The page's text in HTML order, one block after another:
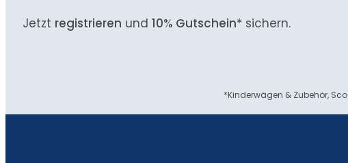
Jetzt registrieren und 10% Gutschein* sichern.
*Kinderwägen & Zubehör,